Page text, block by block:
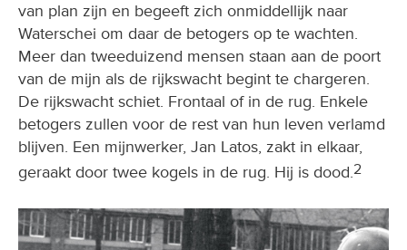
van plan zijn en begeeft zich onmiddellijk naar
Waterschei om daar de betogers op te wachten.
Meer dan tweeduizend mensen staan aan de poort
van de mijn als de rijkswacht begint te chargeren.
De rijkswacht schiet. Frontaal of in de rug. Enkele
betogers zullen voor de rest van hun leven verlamd
blijven. Een mijnwerker, Jan Latos, zakt in elkaar,
geraakt door twee kogels in de rug. Hij is dood.2